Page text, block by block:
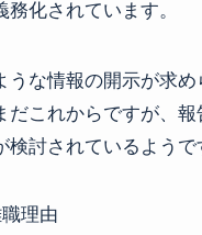
化されています。
うな情報の開示が求
だこれからですが、
討されているようで
理由